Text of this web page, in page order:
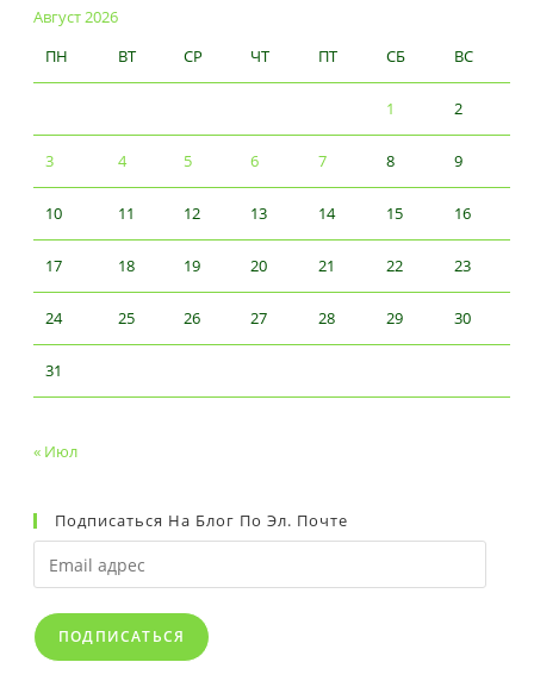
Август 2026
ПН
ВТ СР ЧТ ПТ СБ ВС
1 2
3 4 5 6 7 8 9
10 11 12 13 14 15 16
17 18 19 20 21 22 23
24 25 26 27 28 29 30
31
« Июл
Подписаться На Блог По Эл. Почте
Email
адрес
ПОДПИСАТЬСЯ